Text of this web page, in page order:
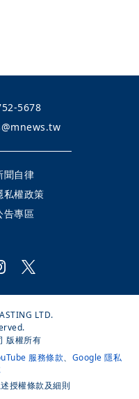
5678
聞自律
私權政策
告專區
LTD.
版權所有
服務條款、 Google 隱私
授權條款及細則